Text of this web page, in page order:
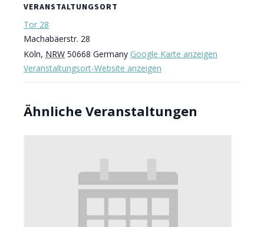
VERANSTALTUNGSORT
Tor 28
Machabäerstr. 28
Köln, NRW 50668 Germany Google Karte anzeigen
Veranstaltungsort-Website anzeigen
Ähnliche Veranstaltungen